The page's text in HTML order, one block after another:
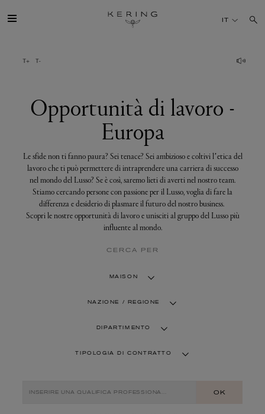
lavoro
SOSTENIBILITÀ
FINANCE
MEDIA
IT
Opportunità di lavoro -
Europa
Le sfide non ti fanno paura? Sei tenace? Sei ambizioso e coltivi l’etica del
lavoro che ti può permettere di intraprendere una carriera di successo
nel mondo del Lusso? Se è così, saremo lieti di averti nel nostro team.
Stiamo cercando persone con passione per il Lusso, voglia di fare la
differenza e desiderio di plasmare il futuro del nostro business.
Scopri le nostre opportunità di lavoro e unisciti al gruppo del Lusso più
influente al mondo.
CERCA PER
MAISON
NAZIONE / REGIONE
DIPARTIMENTO
TIPOLOGIA DI CONTRATTO
OK